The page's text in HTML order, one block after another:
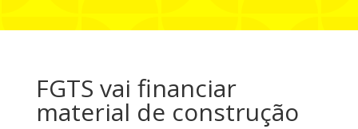
FGTS vai financiar
material de construção